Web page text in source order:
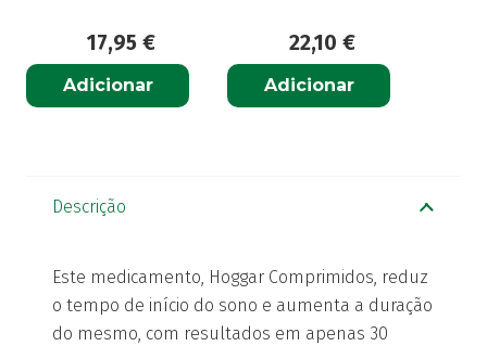
17,95 €
Adicionar
22,10 €
Adicionar
Descrição
Este medicamento, Hoggar Comprimidos, reduz
o tempo de início do sono e aumenta a duração
do mesmo, com resultados em apenas 30